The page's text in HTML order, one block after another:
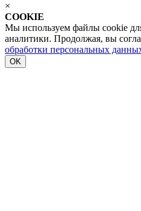
×
COOKIE
Мы используем файлы cookie
аналитики. Продолжая, вы
обработки персональных
OK